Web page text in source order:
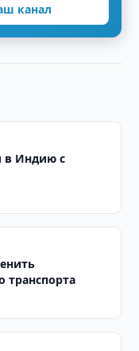
канал
в Индию с
транспорта